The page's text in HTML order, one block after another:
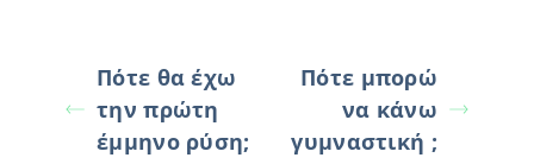
Πότε θα έχω
την πρώτη
έμμηνο ρύση;
Πότε μπορώ
να κάνω
γυμναστική ;